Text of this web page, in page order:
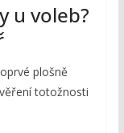
u voleb?
plošně
totožnosti